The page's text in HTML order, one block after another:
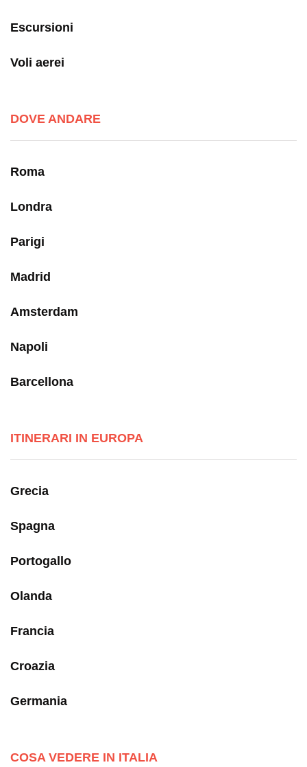
Escursioni
Voli aerei
DOVE ANDARE
Roma
Londra
Parigi
Madrid
Amsterdam
Napoli
Barcellona
ITINERARI IN EUROPA
Grecia
Spagna
Portogallo
Olanda
Francia
Croazia
Germania
COSA VEDERE IN ITALIA